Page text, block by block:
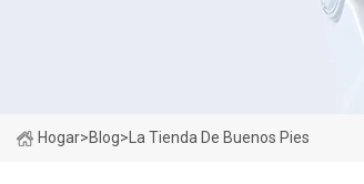
Hogar>Blog> La Tienda De Buenos Pies